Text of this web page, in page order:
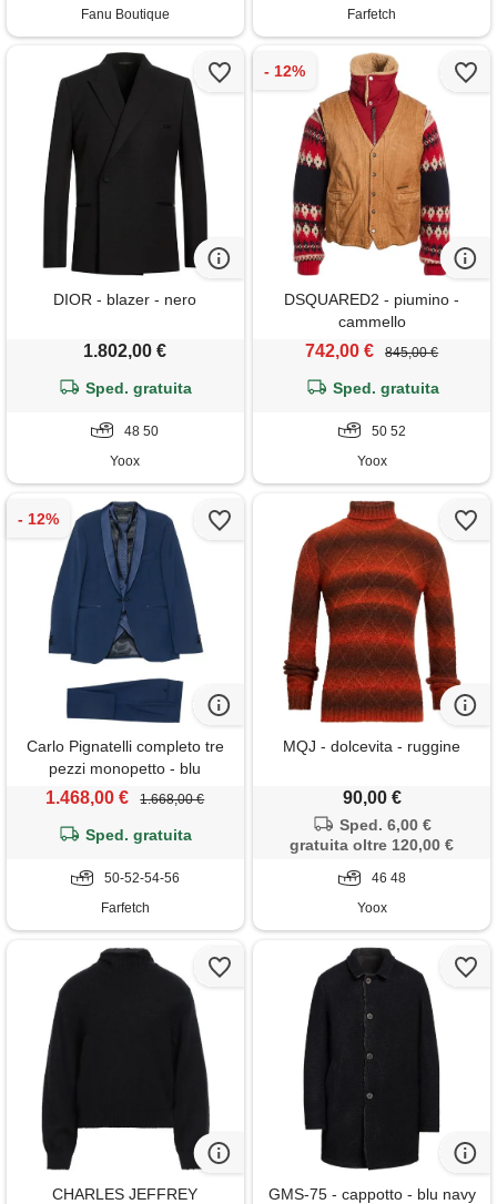
Fanu Boutique Farfetch
DIOR - blazer - nero
1.802,00 €
Sped. gratuita
48 50
Yoox
DSQUARED2 - piumino -
cammello
742,00 € 845,00 €
Sped. gratuita
50 52
Yoox
Carlo Pignatelli completo tre
pezzi monopetto - blu
1.468,00 € 1.668,00 €
Sped. gratuita
50-52-54-56
Farfetch
MQJ - dolcevita - ruggine
90,00 €
Sped. 6,00 €
gratuita oltre 120,00 €
46 48
Yoox
CHARLES JEFFREY
GMS-75 - cappotto - blu navy